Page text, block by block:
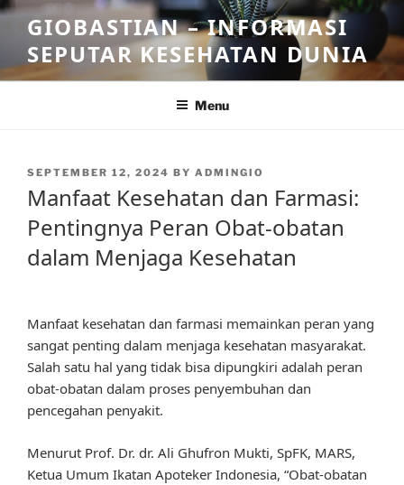
Skip
content
GIOBASTIAN – INFORMASI
SEPUTAR KESEHATAN DUNIA
Menu
POSTED
SEPTEMBER 12, 2024 BY ADMINGIO
Manfaat Kesehatan dan Farmasi:
Pentingnya Peran Obat-obatan
dalam Menjaga Kesehatan
Manfaat kesehatan dan farmasi memainkan peran yang
sangat penting dalam menjaga kesehatan masyarakat.
Salah satu hal yang tidak bisa dipungkiri adalah peran
obat-obatan dalam proses penyembuhan dan
pencegahan penyakit.
Menurut Prof. Dr. dr. Ali Ghufron Mukti, SpFK, MARS,
Ketua Umum Ikatan Apoteker Indonesia, “Obat-obatan